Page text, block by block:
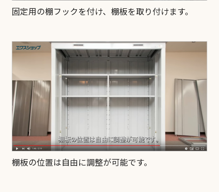
固定用の棚フックを付け、棚板を取り付けます。
棚板の位置は自由に調整が可能です。